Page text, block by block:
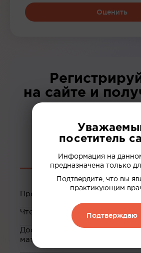
Оценить
на сайте и
возможности
Просмотр вебинаров
Чтение статей
Доступ к закрытым
материалам
посетитель
Информация на
предназначена только
Подтвердите, что вы
практикующим
Подтверждаю